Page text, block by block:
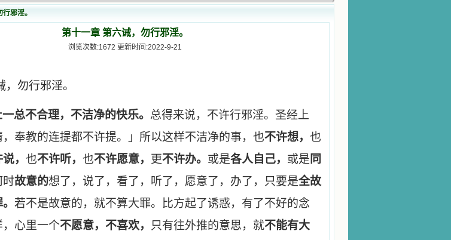
邪淫。
第十一章 第六诫，勿行邪淫。
浏览次数:1672 更新时间:2022-9-21
勿行邪淫。
总不合理，不洁净的快乐。 总得来说，不许行邪淫。圣经上
奉教的连提都不许提。」所以这样不洁净的事，也不许想， 也
， 也不许听， 也不许愿意， 更不许办。 或是各人自己， 或是 同
时故意的想了，说了，看了，听了，愿意了，办了，只要是全故
若不是故意的，就不算大罪。比方起了诱惑，有了不好的念
心里一个不愿意，不喜欢， 只有往外推的意思，就不能有大